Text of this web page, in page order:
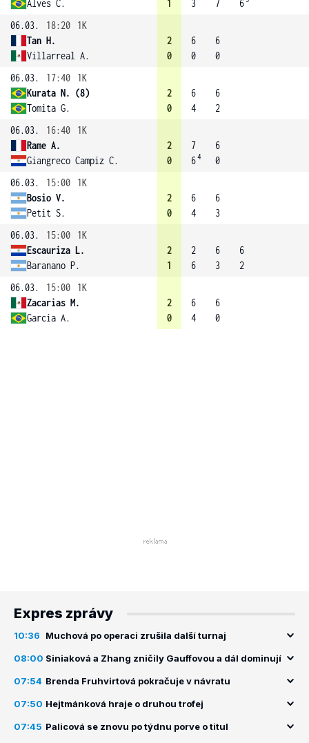
Alves C. 1 3 7 6
06.03. 18:20
1K
Tan H.
Villarreal A.
2
0
6
0
6
0
06.03.
17:40
1K
Kurata N. (8)
Tomita G.
2
0
6
4
6
2
06.03.
16:40
1K
Rame A.
Giangreco Campiz C.
2
0
7
64
6
0
06.03.
15:00
1K
Bosio V.
Petit S.
2
0
6
4
6
3
06.03.
15:00
1K
Escauriza L.
Baranano P.
2
1
2
6
6
3
6
2
06.03.
15:00
1K
Zacarias M.
Garcia A.
2
0
6
4
6
0
Expres zprávy
10:36 Muchová po operaci zrušila další turnaj
08:00 Siniaková a Zhang zničily Gauffovou a dál dominují
07:54 Brenda Fruhvirtová pokračuje v návratu
07:50 Hejtmánková hraje o druhou trofej
07:45 Palicová se znovu po týdnu porve o titul